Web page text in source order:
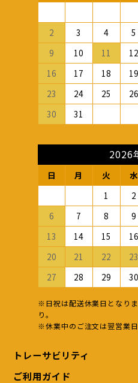
2
3 4 5
9
10 11 12
16
17 18 19
23
24 25 26
30
31
2026
日 月 火 水
1
2
6
7 8 9
13
14 15 16
20
21 22 23
27
28 29 30
※日祝は配送休業日となり
り。
※休業中のご注文は翌営業
トレーサビリティ
ご利用ガイド